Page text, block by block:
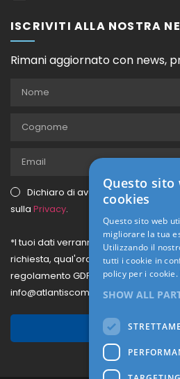
ISCRIVITI ALLA NOSTRA
Rimani aggiornato con news,
Dichiaro di aver letto e di
sulla Privacy.
*I tuoi dati verranno memorizzati dal
richiesta, qual'ora volessi la
regolamento GDPR, puoi farne
info@atlantiscompany.it.
Iscriviti
Questo sito
cookies
Questo sito web
migliorare la tua
Utilizzando il
tutti i cookie in
policy per i cookie.
SHOW ALL